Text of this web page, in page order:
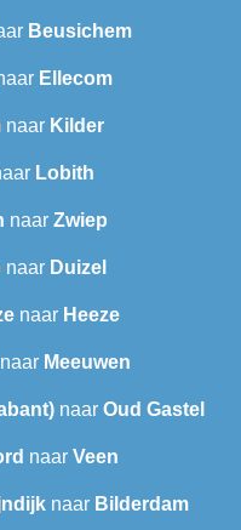
Beusichem
Ellecom
naar Kilder
Lobith
naar Zwiep
naar Duizel
naar Heeze
naar Meeuwen
naar Oud Gastel
naar Veen
naar Bilderdam